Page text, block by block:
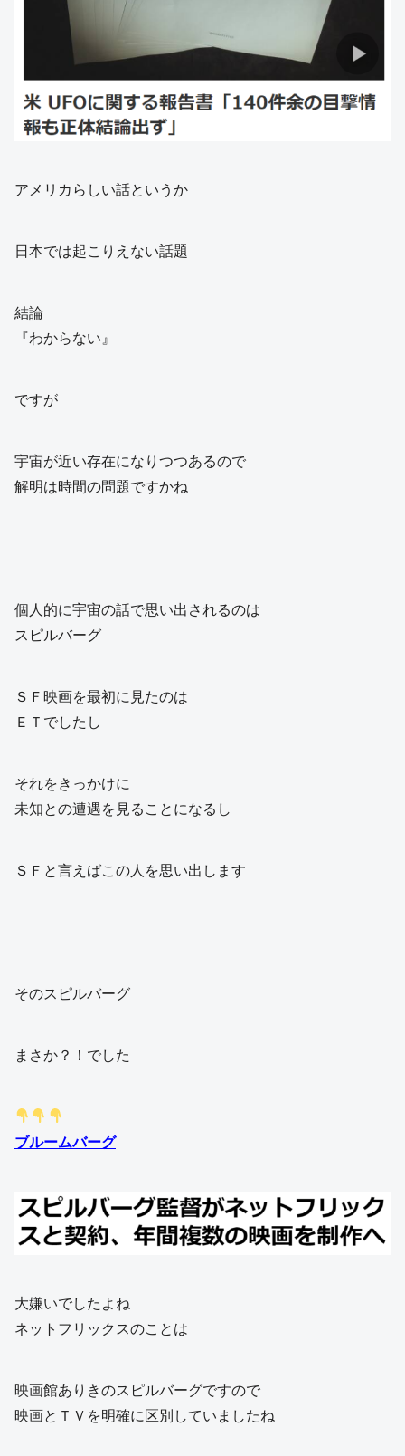
アメリカらしい話というか
日本では起こりえない話題
結論
『わからない』
ですが
宇宙が近い存在になりつつあるので
解明は時間の問題ですかね
個人的に宇宙の話で思い出されるのは
スピルバーグ
ＳＦ映画を最初に見たのは
ＥＴでしたし
それをきっかけに
未知との遭遇を見ることになるし
ＳＦと言えばこの人を思い出します
そのスピルバーグ
まさか？！でした
ブルームバーグ
大嫌いでしたよね
ネットフリックスのことは
映画館ありきのスピルバーグですので
映画とＴＶを明確に区別していましたね